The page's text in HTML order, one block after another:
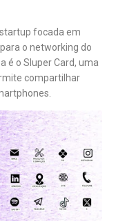
focada em
o networking do
é o Sluper Card, uma
compartilhar